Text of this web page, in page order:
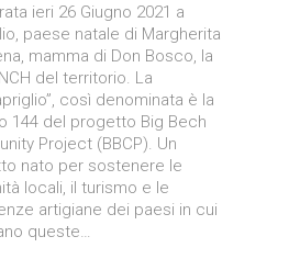
ieri 26 Giugno 2021 a
paese natale di Margherita
mamma di Don Bosco, la
del territorio. La
così denominata è la
144 del progetto Big Bech
Project (BBCP). Un
nato per sostenere le
locali, il turismo e le
artigiane dei paesi in cui
queste…